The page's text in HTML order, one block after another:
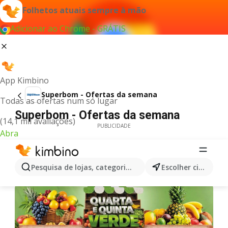
Folhetos atuais sempre à mão
Adicionar ao Chrome - GRÁTIS
App Kimbino
Todas as ofertas num só lugar
(14,1 mil avaliações)
Abra
Pesquisa de lojas, categorias,produtos... Escolher cidade
Superbom - Ofertas da semana
Superbom - Ofertas da semana
PUBLICIDADE